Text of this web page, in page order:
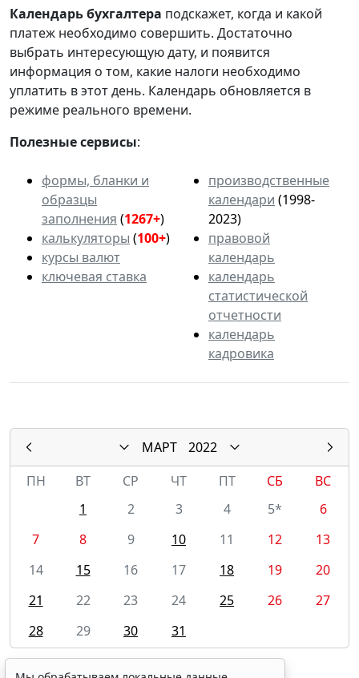
Календарьбухгалтера подскажет, когда и какой
платеж необходимо совершить. Достаточно
выбрать интересующую дату, и появится
информация о том, какие налоги необходимо
уплатить в этот день. Календарь обновляется в
режиме реального времени.
Полезные сервисы:
формы, бланки и
образцы
заполнения (1267+)
калькуляторы (100+)
курсы валют
ключевая ставка
производственные
календари (1998-
2023)
правовой
календарь
календарь
статистической
отчетности
календарь
кадровика
МАРТ
2022
ПН
ВТ СР ЧТ ПТ СБ
ВС
1
2 3 4 5*
6
7
8 9 10 11 12
13
14
15 16 17 18 19
20
21
22 23 24 25 26
27
28
29 30 31